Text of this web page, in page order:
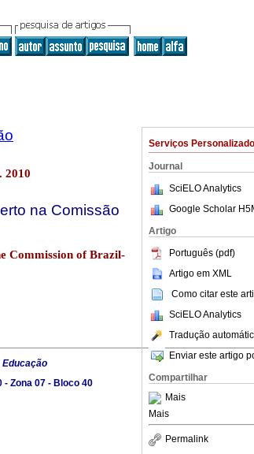
Serviços
Journal
SciELO Analytics
Google Scholar
Artigo
Português (pdf)
Artigo em XML
Como citar este
SciELO Analytics
Tradução
Enviar este artigo
Compartilhar
Mais
Mais
Permalink
2010
na Comissão
Commission of Brazil-
Zona 07 - Bloco 40